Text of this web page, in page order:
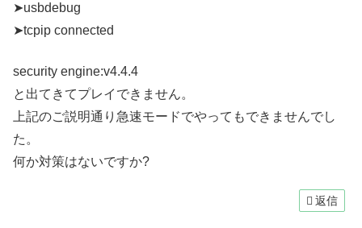
➤usbdebug
➤tcpip connected
security engine:v4.4.4
と出てきてプレイできません。
上記のご説明通り急速モードでやってもできませんでし
た。
何か対策はないですか?
返信